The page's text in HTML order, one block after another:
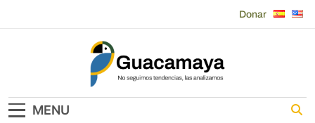
Donar
Guacamaya
MENU